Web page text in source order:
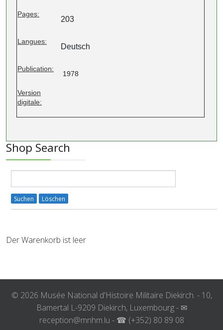
Pages:
203
Langues:
Deutsch
Publication:
1978
Version
digitale:
Shop Search
Der Warenkorb ist leer
© 2026 Musée National d'Histoire Militaire Diekirch. - 10,
Bamertal L-9209 Diekirch, Luxembourg - ✉
reception@mnhm.lu - ☎ (+352) 80 89 08